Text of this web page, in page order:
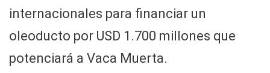
internacionales para financiar un
oleoducto por USD 1.700 millones que
potenciará a Vaca Muerta.